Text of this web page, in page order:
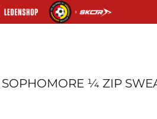
SOPHOMORE ¼ ZIP